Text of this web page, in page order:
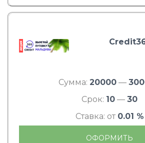
Сумма: 20000—
Срок: 10 — 30
Ставка: от 0.01 %
ОФОРМИТЬ